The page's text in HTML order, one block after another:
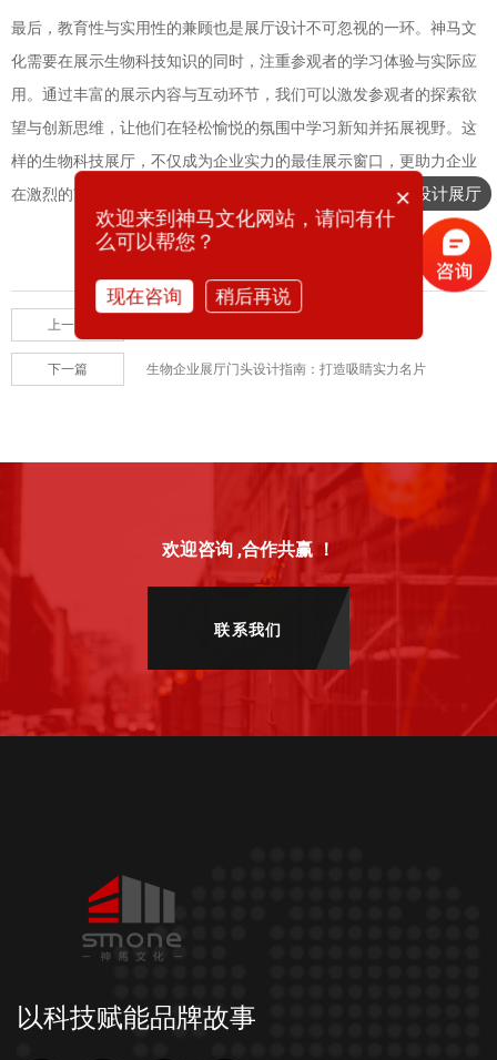
最后，教育性与实用性的兼顾也是展厅设计不可忽视的一环。神马文
化需要在展示生物科技知识的同时，注重参观者的学习体验与实际应
用。通过丰富的展示内容与互动环节，我们可以激发参观者的探索欲
望与创新思维，让他们在轻松愉悦的氛围中学习新知并拓展视野。这
样的生物科技展厅，不仅成为企业实力的最佳展示窗口，更助力企业
在激烈的市场竞争中脱颖而出，赢得更多赞誉与合作机遇。
上一篇
下一篇 生物企业展厅门头设计指南：打造吸睛实力名片
欢迎咨询 ,合作共赢 ！
联系我们
以科技赋能品牌故事
想要设计展厅
×
欢迎来到神马文化网站，请问有什
么可以帮您？
现在咨询 稍后再说